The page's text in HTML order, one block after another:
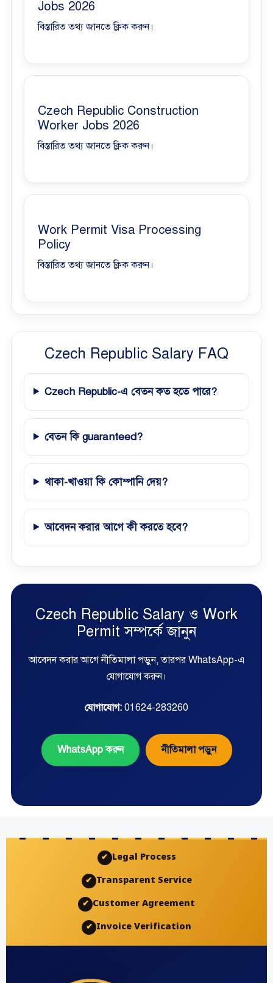
Jobs 2026
বিস্তারিত তথ্য জানতে ক্লিক করুন।
Czech Republic Construction
Worker Jobs 2026
বিস্তারিত তথ্য জানতে ক্লিক করুন।
Work Permit Visa Processing
Policy
বিস্তারিত তথ্য জানতে ক্লিক করুন।
Czech Republic Salary FAQ
Czech Republic-এ বেতন কত হতে পারে?
বেতন কি guaranteed?
থাকা-খাওয়া কি কোম্পানি দেয়?
আবেদন করার আগে কী করতে হবে?
Czech Republic Salary ও Work
Permit সম্পর্কে জানুন
আবেদন করার আগে নীতিমালা পড়ুন, তারপর WhatsApp-এ
যোগাযোগ করুন।
যোগাযোগ: 01624-283260
WhatsApp করুন নীতিমালা পড়ুন
✔ Legal Process
✔ Transparent Service
✔ Customer Agreement
✔ Invoice Verification